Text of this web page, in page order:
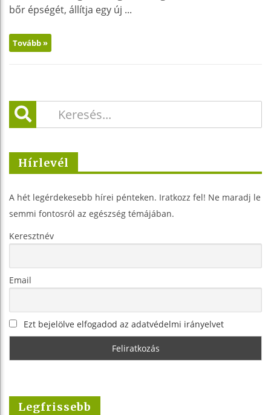
bőr épségét, állítja egy új ...
Tovább »
Hírlevél
A hét legérdekesebb hírei pénteken. Iratkozz fel! Ne maradj le
semmi fontosról az egészség témájában.
Keresztnév
Email
Ezt bejelölve elfogadod az adatvédelmi irányelvet
Legfrissebb